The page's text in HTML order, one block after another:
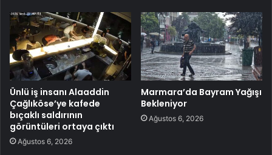
Ünlü iş insanı Alaaddin
Çağlıköse’ye kafede
bıçaklı saldırının
görüntüleri ortaya çıktı
Ağustos 6, 2026
Marmara’da Bayram Yağışı
Bekleniyor
Ağustos 6, 2026